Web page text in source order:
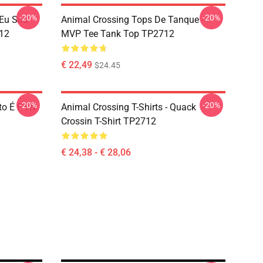
Sou-20%
Animal Crossing Tops De Tanque -
MVP Tee Tank Top TP2712
€ 22,49 $24.45
-20%
É F I N
-20%
Animal Crossing T-Shirts - Quack
Crossin T-Shirt TP2712
€ 24,38 - € 28,06
-20%